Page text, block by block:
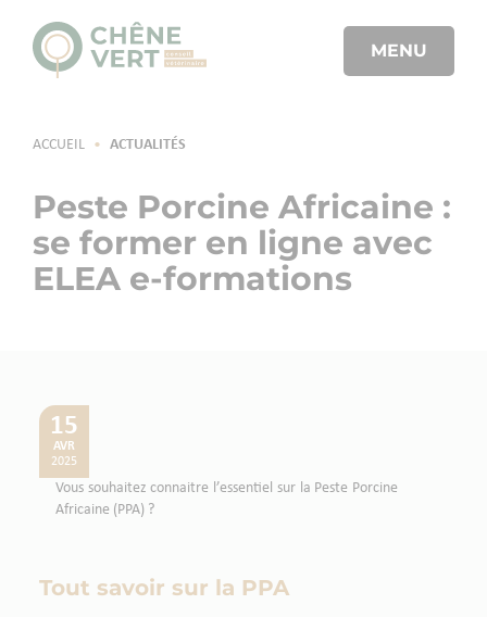
MENU
ACCUEIL • ACTUALITÉS
Peste Porcine Africaine :
se former en ligne avec
ELEA e-formations
15
AVR
2025
Vous souhaitez connaitre l’essentiel sur la Peste Porcine
Africaine (PPA) ?
Tout savoir sur la PPA